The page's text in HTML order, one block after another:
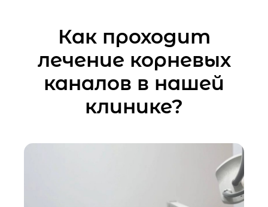
Как проходит
лечение корневых
каналов в нашей
клинике?